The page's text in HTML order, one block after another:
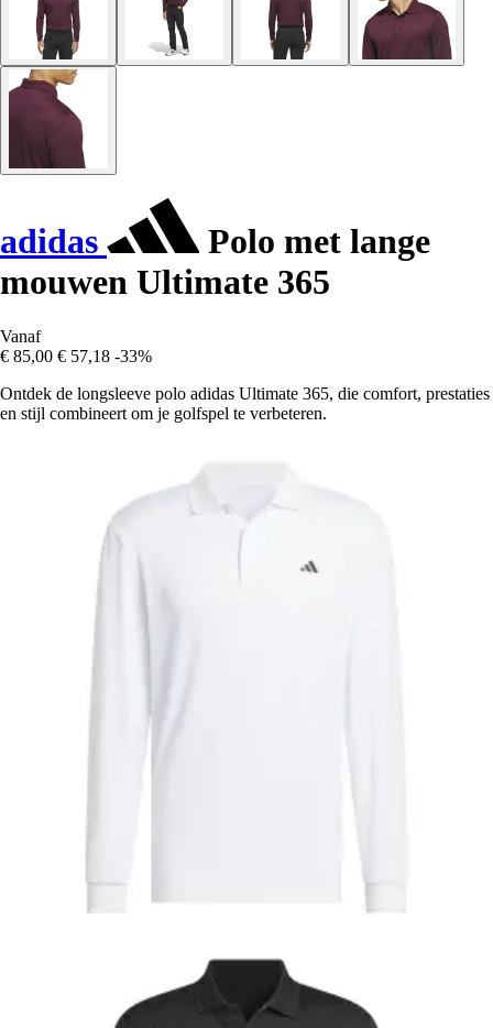
adidas
Polo met lange
mouwen Ultimate 365
Vanaf
€ 85,00 € 57,18 -33%
Ontdek de longsleeve polo adidas Ultimate 365, die comfort, prestaties
en stijl combineert om je golfspel te verbeteren.